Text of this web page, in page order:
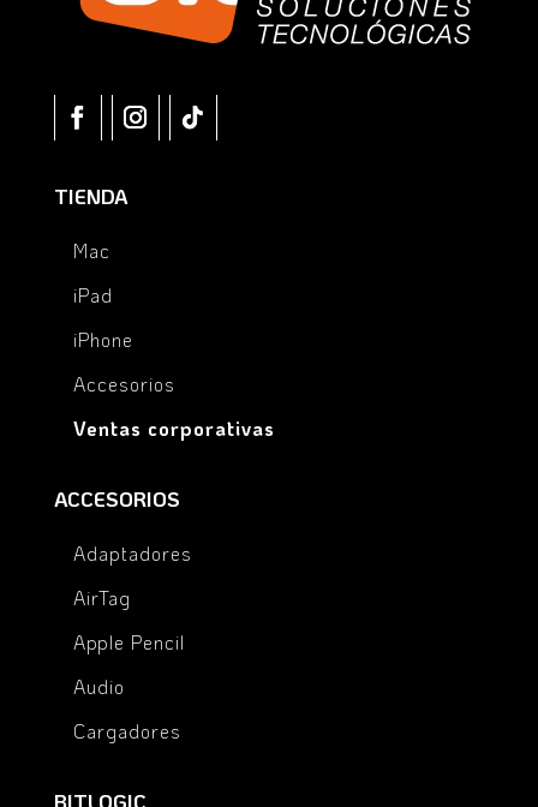
TIENDA
Mac
iPad
iPhone
Accesorios
Ventas corporativas
ACCESORIOS
Adaptadores
AirTag
Apple Pencil
Audio
Cargadores
BITLOGIC